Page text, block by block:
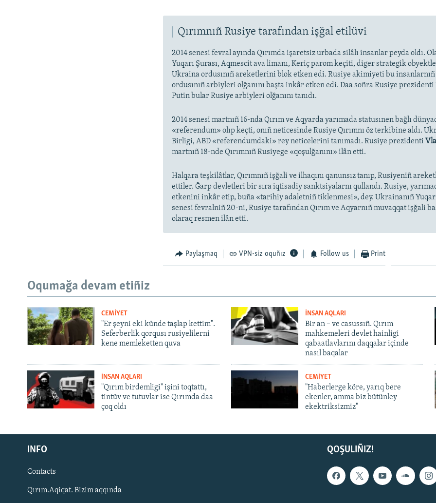
Русский
Українською
QOŞULIÑIZ!
Qırımnıñ Rusiye tarafından işğal etilüvi
2014 senesi fevral ayında Qırımda işaretsiz urbada silâlı insanlar peyda oldı.
Yuqarı Şurası, Aqmescit ava limanı, Keriç parom keçiti, diger strategik
Ukraina ordusınıñ areketlerini blok etken edi. Rusiye akimiyeti bu insanlarnıñ
ordusınıñ arbiyleri olğanını başta inkâr etken edi. Daa soñra Rusiye
Putin bular Rusiye arbiyleri olğanını tanıdı.
2014 senesi martnıñ 16-nda Qırım ve Aqyarda yarımada statusınen bağlı
«referendum» olıp keçti, onıñ neticesinde Rusiye Qırımnı öz terkibine aldı.
Birligi, ABD «referendumdaki» rey neticelerini tanımadı. Rusiye prezidenti
martnıñ 18-nde Qırımnıñ Rusiyege «qoşulğanını» ilân etti.
Halqara teşkilâtlar, Qırımnıñ işğali ve ilhaqını qanunsız tanıp, Rusiyeniñ
ettiler. Ğarp devletleri bir sıra iqtisadiy sanktsiyalarnı qullandı. Rusiye,
etkenini inkâr etip, buña «tarihiy adaletniñ tiklenmesi», dey. Ukrainanıñ Yuqarı
senesi fevralniñ 20-ni, Rusiye tarafından Qırım ve Aqyarnıñ muvaqqat işğali
olaraq resmen ilân etti.
Paylaşmaq VPN-siz oquñız Follow us Print
Oqumağa devam etiñiz
CEMİYET
"Er şeyni eki künde taşlap kettim".
Seferberlik qorqusı rusiyelilerni
kene memleketten quva
İNSAN AQLARI
Bir an – ve casussıñ. Qırım
mahkemeleri devlet hainligi
qabaatlavlarını daqqalar içinde
nasıl baqalar
İNSAN AQLARI
"Qırım birdemligi" işini toqtattı,
tintüv ve tutuvlar ise Qırımda daa
çoq oldı
CEMİYET
"Haberlerge köre, yarıq bere
ekenler, amma biz bütünley
ekektriksizmiz"
QOŞULIÑIZ!
INFO
Contacts
Qırım.Aqiqat. Bizim aqqında